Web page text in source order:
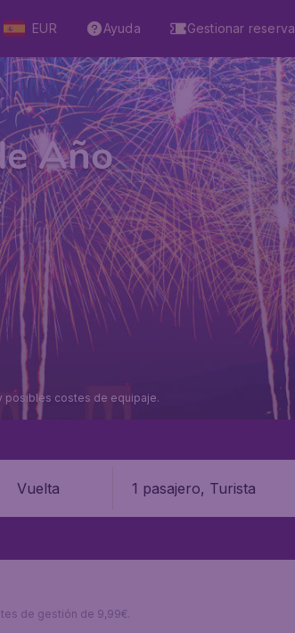
EUR Ayuda Gestionar reserva
Año
posibles costes de equipaje.
Vuelta 1 pasajero, Turista
de gestión de 9,99€.